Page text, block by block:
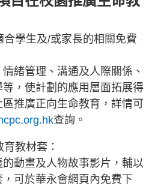
學生及/或家長的相關免費
緒管理、溝通及人際關係、
，使計劃的應用層面拓展得
推廣正向生命教育，詳情可
查詢。
教材套：
動畫及人物故事影片，輔以
可於華永會網頁內免費下